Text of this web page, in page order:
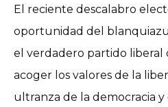
El reciente descalabro
oportunidad del
el verdadero partido liberal
acoger los valores de la
ultranza de la democracia